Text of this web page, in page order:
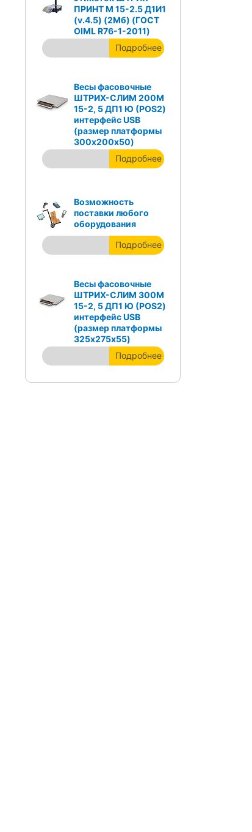
ПРИНТ М 15-2.5 Д1И1
(v.4.5) (2Мб) (ГОСТ
OIML R76-1-2011)
Подробнее
Весы фасовочные
ШТРИХ-СЛИМ 200М
15-2, 5 ДП1 Ю (POS2)
интерфейс USB
(размер платформы
300х200х50)
Подробнее
Возможность
поставки любого
оборудования
Подробнее
Весы фасовочные
ШТРИХ-СЛИМ 300М
15-2, 5 ДП1 Ю (POS2)
интерфейс USB
(размер платформы
325х275х55)
Подробнее